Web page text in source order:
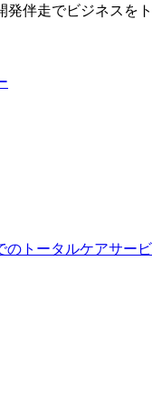
伴走でビジネスを
のトータルケアサー